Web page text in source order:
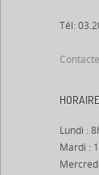
Tél:
Lundi :
Mardi :